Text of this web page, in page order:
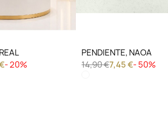
- 20%
PENDIENTE, NAOA
14,90 €7,45 €- 50%